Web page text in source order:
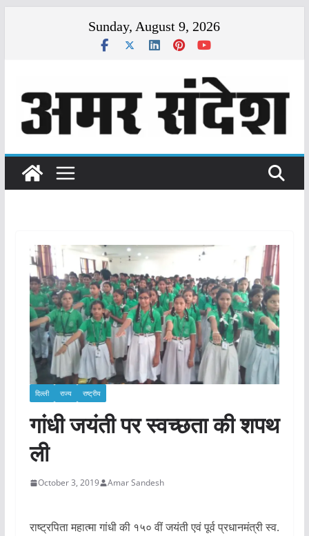
Sunday, August 9, 2026
दिल्ली राज्य राष्ट्रीय
गांधी जयंती पर स्वच्छता की शपथ
ली
October 3, 2019 Amar Sandesh
राष्ट्रपिता महात्मा गांधी की १५० वीं जयंती एवं पूर्व प्रधानमंत्री स्व.